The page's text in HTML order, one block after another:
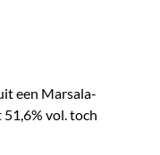
een Marsala-
vol. toch